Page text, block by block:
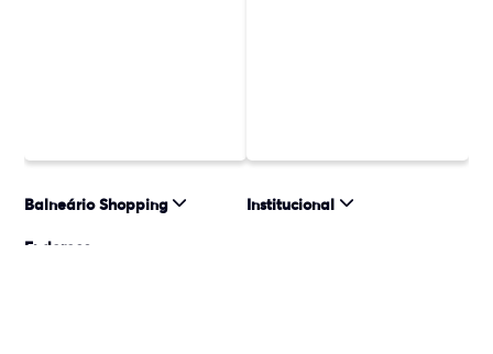
Balneário Shopping Institucional
Endereço